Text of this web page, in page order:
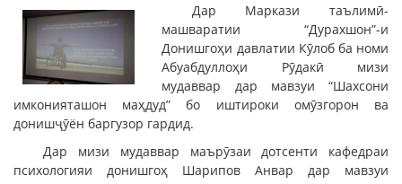
Дар Маркази таълимӣ-
машваратии “Дурахшон”-и
Донишгоҳи давлатии Кӯлоб ба номи
Абуабдуллоҳи Рӯдакӣ мизи
мудаввар дар мавзуи “Шахсони
имконияташон маҳдуд” бо иштироки омӯзгорон ва
донишҷӯён баргузор гардид.
Дар мизи мудаввар маърӯзаи дотсенти кафедраи
психологияи донишгоҳ Шарипов Анвар дар мавзуи